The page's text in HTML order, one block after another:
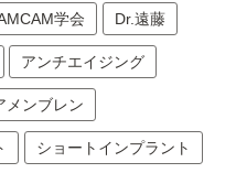
学会 Dr.遠藤
アンチエイジング
メンブレン
ショートインプラント